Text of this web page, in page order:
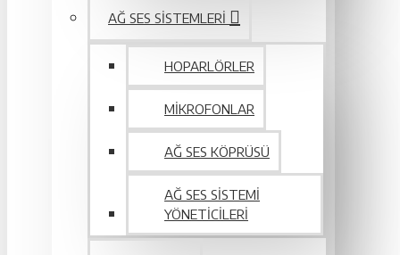
AĞ SES SISTEMLERI
HOPARLÖRLER
MIKROFONLAR
AĞ SES KÖPRÜSÜ
AĞ SES SISTEMI
YÖNETICILERI